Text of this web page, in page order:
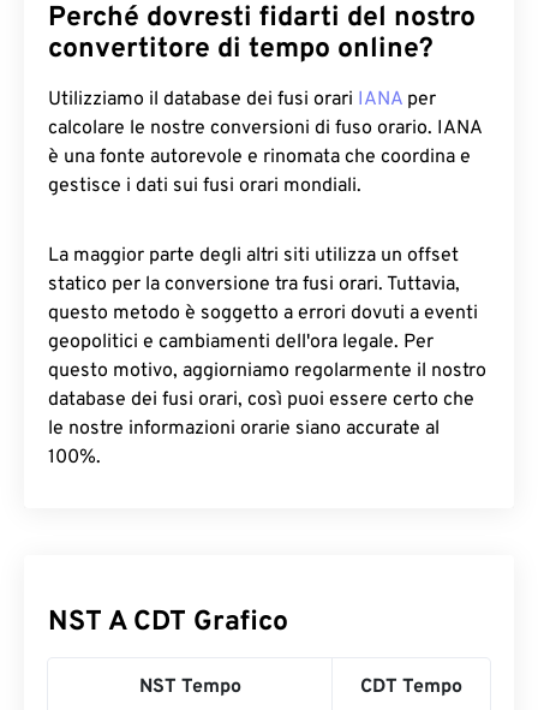
Perché dovresti fidarti del nostro
convertitore di tempo online?
Utilizziamo il database dei fusi orari IANA per
calcolare le nostre conversioni di fuso orario. IANA
è una fonte autorevole e rinomata che coordina e
gestisce i dati sui fusi orari mondiali.
La maggior parte degli altri siti utilizza un offset
statico per la conversione tra fusi orari. Tuttavia,
questo metodo è soggetto a errori dovuti a eventi
geopolitici e cambiamenti dell'ora legale. Per
questo motivo, aggiorniamo regolarmente il nostro
database dei fusi orari, così puoi essere certo che
le nostre informazioni orarie siano accurate al
100%.
NST A CDT Grafico
NST Tempo CDT Tempo